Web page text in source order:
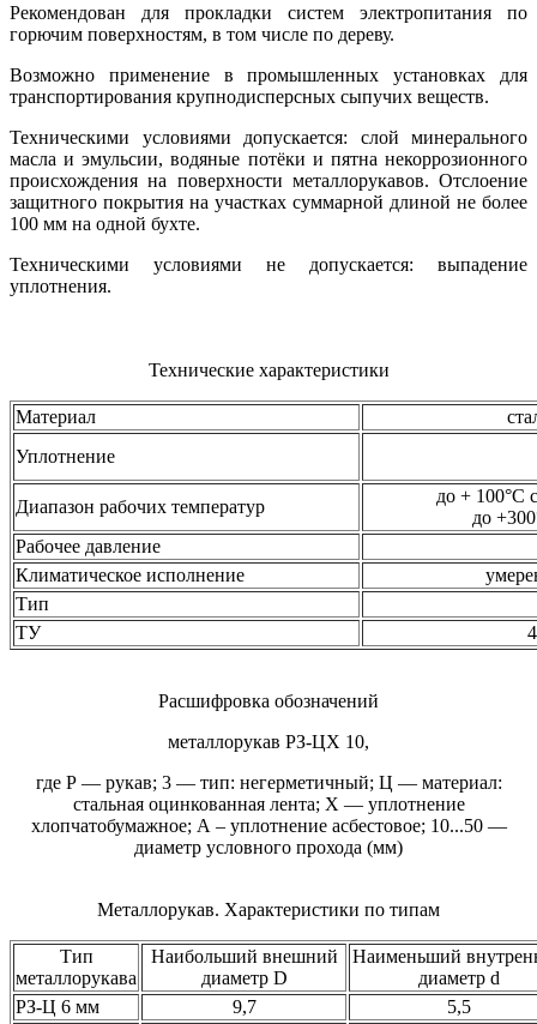
Рекомендован для прокладки систем электропитания по
горючим поверхностям, в том числе по дереву.
Возможно применение в промышленных установках для
транспортирования крупнодисперсных сыпучих веществ.
Техническими условиями допускается: слой минерального
масла и эмульсии, водяные потёки и пятна некоррозионного
происхождения на поверхности металлорукавов. Отслоение
защитного покрытия на участках суммарной длиной не более
100 мм на одной бухте.
Техническими условиями не допускается: выпадение
уплотнения.
Технические характеристики
Материал
Уплотнение
Диапазон рабочих температур
до + 100°С
до
Рабочее давление
Климатическое исполнение
Тип
ТУ
Расшифровка обозначений
металлорукав РЗ-ЦХ 10,
где Р — рукав; 3 — тип: негерметичный; Ц — материал:
стальная оцинкованная лента; Х — уплотнение
хлопчатобумажное; А – уплотнение асбестовое; 10...50 —
диаметр условного прохода (мм)
Металлорукав. Характеристики по типам
Тип
металлорукава
Наибольший внешний
диаметр D
Наименьший
диаметр d
РЗ-Ц 6 мм
9,7
5,5